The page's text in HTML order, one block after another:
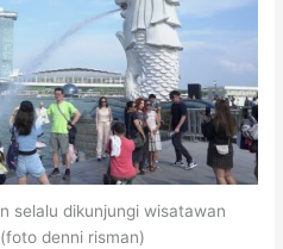
selalu dikunjungi wisatawan
denni risman)